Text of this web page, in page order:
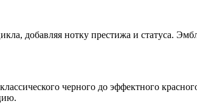
добавляя нотку престижа и статуса.
черного до эффектного